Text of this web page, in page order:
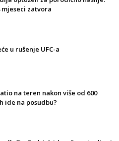
zatvora
u rušenje UFC-a
na teren nakon više od 600
ide na posudbu?